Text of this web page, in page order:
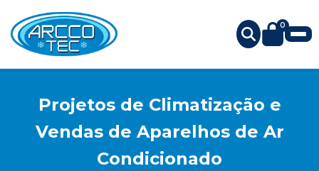
0
Projetos de Climatização e
Vendas de Aparelhos de Ar
Condicionado